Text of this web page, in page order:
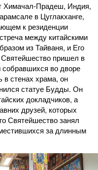
Химачал-Прадеш, Индия,
в Цуглакханге,
к резиденции
между китайскими
из Тайваня, и Его
пришел в
собравшихся во дворе
в стенах храма, он
статуе Будды. Он
докладчиков, а
друзей, которых
Святейшество занял
за длинным